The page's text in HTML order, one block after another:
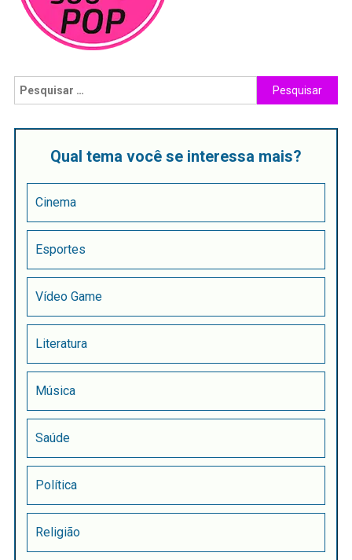
Qual tema você se interessa mais?
Cinema
Esportes
Vídeo Game
Literatura
Música
Saúde
Política
Religião